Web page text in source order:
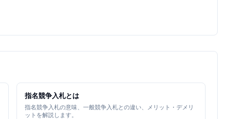
指名競争入札とは
指名競争入札の意味、一般競争入札との違い、メリット・デメリ
ットを解説します。